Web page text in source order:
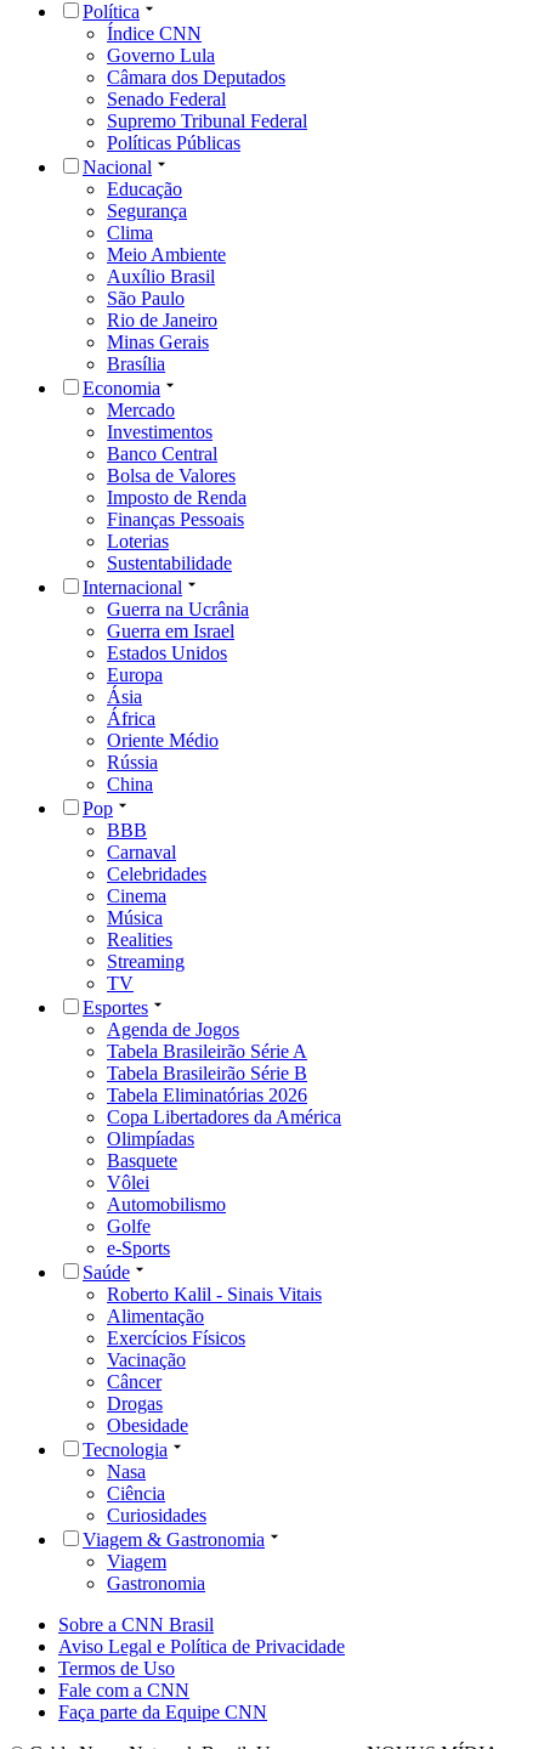
Política
Índice CNN
Governo Lula
Câmara dos Deputados
Senado Federal
Supremo Tribunal Federal
Políticas Públicas
Nacional
Educação
Segurança
Clima
Meio Ambiente
Auxílio Brasil
São Paulo
Rio de Janeiro
Minas Gerais
Brasília
Economia
Mercado
Investimentos
Banco Central
Bolsa de Valores
Imposto de Renda
Finanças Pessoais
Loterias
Sustentabilidade
Internacional
Guerra na Ucrânia
Guerra em Israel
Estados Unidos
Europa
Ásia
África
Oriente Médio
Rússia
China
Pop
BBB
Carnaval
Celebridades
Cinema
Música
Realities
Streaming
TV
Esportes
Agenda de Jogos
Tabela Brasileirão Série A
Tabela Brasileirão Série B
Tabela Eliminatórias 2026
Copa Libertadores da América
Olimpíadas
Basquete
Vôlei
Automobilismo
Golfe
e-Sports
Saúde
Roberto Kalil - Sinais Vitais
Alimentação
Exercícios Físicos
Vacinação
Câncer
Drogas
Obesidade
Tecnologia
Nasa
Ciência
Curiosidades
Viagem & Gastronomia
Viagem
Gastronomia
Sobre a CNN Brasil
Aviso Legal e Política de Privacidade
Termos de Uso
Fale com a CNN
Faça parte da Equipe CNN